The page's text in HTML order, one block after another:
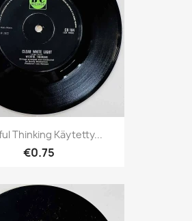
Thinking Käytetty...
€0.75